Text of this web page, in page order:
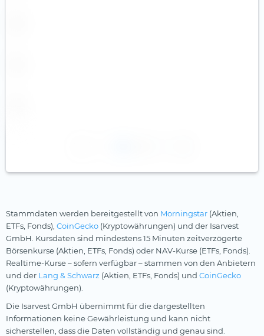
Stammdaten werden bereitgestellt von Morningstar (Aktien,
ETFs, Fonds), CoinGecko (Kryptowährungen) und der Isarvest
GmbH. Kursdaten sind mindestens 15 Minuten zeitverzögerte
Börsenkurse (Aktien, ETFs, Fonds) oder NAV-Kurse (ETFs, Fonds).
Realtime-Kurse – sofern verfügbar – stammen von den Anbietern
und der Lang & Schwarz (Aktien, ETFs, Fonds) und CoinGecko
(Kryptowährungen).
Die Isarvest GmbH übernimmt für die dargestellten
Informationen keine Gewährleistung und kann nicht
sicherstellen, dass die Daten vollständig und genau sind.